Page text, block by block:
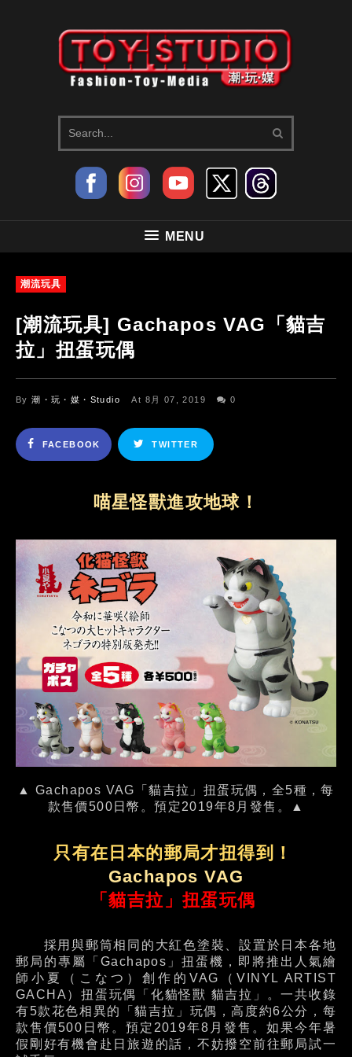
MENU
潮流玩具
[潮流玩具] Gachapos VAG「貓吉
拉」扭蛋玩偶
By潮・玩・媒・Studio At 8月 07, 2019 0
FACEBOOK TWITTER
喵星怪獸進攻地球！
▲ Gachapos VAG「貓吉拉」扭蛋玩偶，全5種，每
款售價500日幣。預定2019年8月發售。▲
只有在日本的郵局才扭得到！
Gachapos VAG
「貓吉拉」扭蛋玩偶
採用與郵筒相同的大紅色塗裝、設置於日本各地
郵局的專屬「Gachapos」扭蛋機，即將推出人氣繪
師小夏（こなつ）創作的VAG（VINYL ARTIST
GACHA）扭蛋玩偶「化貓怪獸 貓吉拉」。一共收錄
有5款花色相異的「貓吉拉」玩偶，高度約6公分，每
款售價500日幣。預定2019年8月發售。如果今年暑
假剛好有機會赴日旅遊的話，不妨撥空前往郵局試一